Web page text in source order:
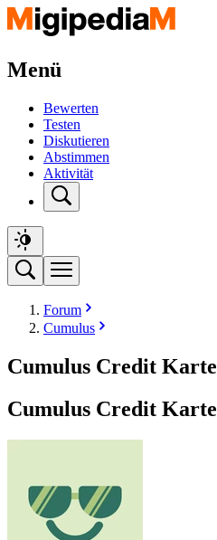
Menü
Bewerten
Testen
Diskutieren
Abstimmen
Aktivität
Forum
Cumulus
Cumulus Credit Karte
Cumulus Credit Karte